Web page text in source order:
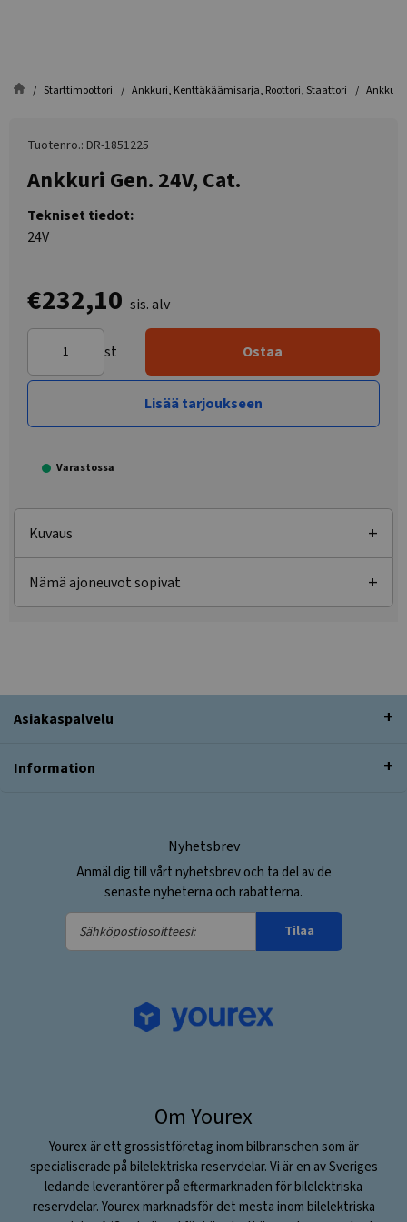
Starttimoottori Ankkuri, Kenttäkäämisarja, Roottori, Staattori Ankkuri
Tuotenro.: DR-1851225
Ankkuri Gen. 24V, Cat.
Tekniset tiedot:
24V
€232,10 sis. alv
st Ostaa
Lisää tarjoukseen
Varastossa
Kuvaus
Nämä ajoneuvot sopivat
Asiakaspalvelu
Information
Nyhetsbrev
Anmäl dig till vårt nyhetsbrev och ta del av de
senaste nyheterna och rabatterna.
Sähköpostiosoitteesi:
Tilaa
Om Yourex
Yourex är ett grossistföretag inom bilbranschen som är
specialiserade på bilelektriska reservdelar. Vi är en av Sveriges
ledande leverantörer på eftermarknaden för bilelektriska
reservdelar. Yourex marknadsför det mesta inom bilelektriska